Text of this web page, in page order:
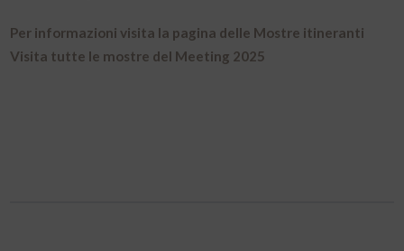
Per informazioni visita la pagina delle Mostre itineranti
Visita tutte le mostre del Meeting 2025